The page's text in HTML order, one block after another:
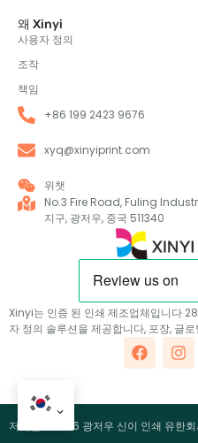
Xinyi는 인증 된 인쇄 제조업체입니다
자 정의 솔루션을 제공합니다, 포장, 글
왜 Xinyi
사용자 정의
조작
책임
+86 199 2423 9676
xyq@xinyiprint.com
위챗
No.3 Fire Road, Fuling
지구, 광저우, 중국 511340
저작권 ©2026 광저우 신이 인쇄 유한회